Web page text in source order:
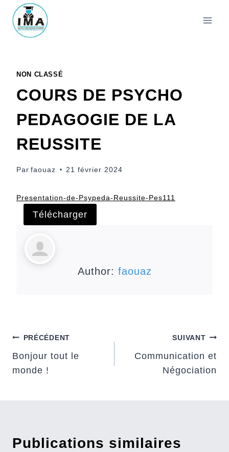
Aller
contenu
NON CLASSÉ
COURS DE PSYCHO
PEDAGOGIE DE LA
REUSSITE
Par faouaz 21 février 2024
Presentation-de-Psypeda-Reussite-Pes111
Télécharger
Author: faouaz
Navigation
de
PRÉCÉDENT
Bonjour tout le
monde !
SUIVANT
Communication et
Négociation
Publications similaires